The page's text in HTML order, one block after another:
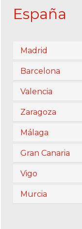
España
Madrid
Barcelona
Valencia
Zaragoza
Málaga
Gran Canaria
Vigo
Murcia